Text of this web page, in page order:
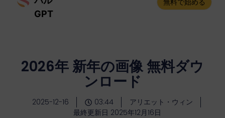
GPT
無料で始める
2026年 新年の画像 無料ダウ
ンロード
2025-12-16 03:44
アリエット・ウィン
最終更新日 2025年12月16日